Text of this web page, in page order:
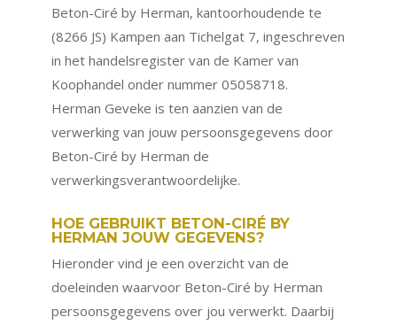
Beton-Ciré by Herman, kantoorhoudende te
(8266 JS) Kampen aan Tichelgat 7, ingeschreven
in het handelsregister van de Kamer van
Koophandel onder nummer 05058718.
Herman Geveke is ten aanzien van de
verwerking van jouw persoonsgegevens door
Beton-Ciré by Herman de
verwerkingsverantwoordelijke.
HOE GEBRUIKT BETON-CIRÉ BY
HERMAN JOUW GEGEVENS?
Hieronder vind je een overzicht van de
doeleinden waarvoor Beton-Ciré by Herman
persoonsgegevens over jou verwerkt. Daarbij